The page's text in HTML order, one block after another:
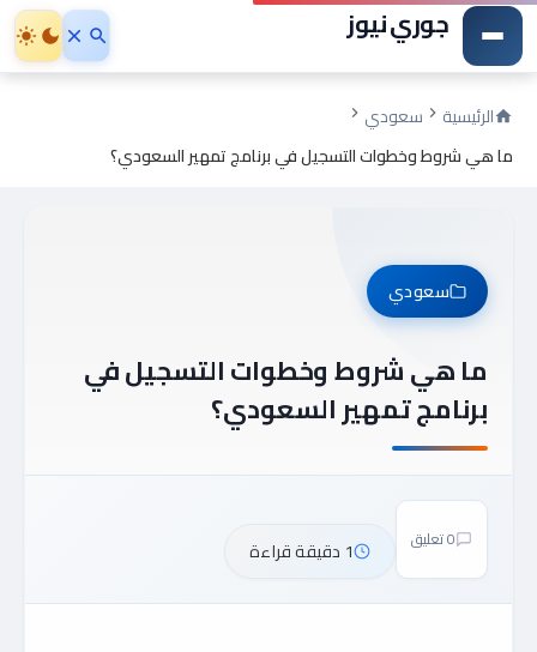
جوري نيوز
الرئيسية
سعودي
ما هي شروط وخطوات التسجيل في برنامج تمهير السعودي؟
سعودي
ما هي شروط وخطوات التسجيل في
برنامج تمهير السعودي؟
0 تعليق 1 دقيقة قراءة